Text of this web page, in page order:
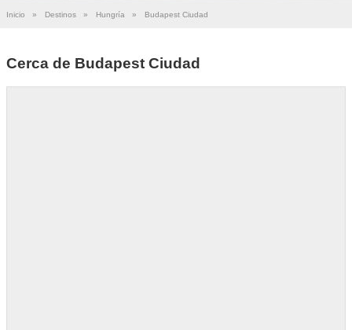
Inicio » Destinos » Hungría » Budapest Ciudad
Cerca de Budapest Ciudad